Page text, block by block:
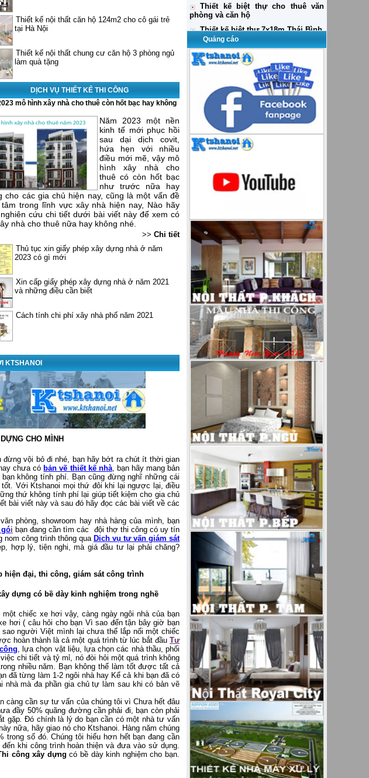
Thiết kế nội thất căn hộ 124m2 cho cô gái trẻ
tại Hà Nội
Thiết kế nội thất chung cư căn hộ 3 phòng ngủ
làm quà tặng
DỊCH VỤ THIẾT KẾ THI CÔNG
mô hình xây nhà cho thuê còn hốt bạc hay không
Năm 2023 một nền
kinh tế mới phục hồi
sau dại dịch covit,
hứa hẹn với nhiều
điều mới mẽ, vậy mô
hình xây nhà cho
thuê có còn hốt bạc
như trước nữa hay
cho các gia chủ hiện nay, cũng là một vấn đề
trong lĩnh vực xây nhà hiện nay, Nào hãy
cứu chi tiết dưới bài viết này để xem có
nhà cho thuê nữa hay không nhé.
>> Chi tiết
Thủ tục xin giấy phép xây dựng nhà ở năm
2023 có gì mới
Xin cấp giấy phép xây dựng nhà ở năm 2021
và những điều cần biết
Cách tính chi phí xây nhà phố năm 2021
KTSHANOI
CHO MÌNH
vội bỏ đi nhé, bạn hãy bớt ra chút ít thời gian
chưa có bản vẽ thiết kế nhà, bạn hãy mang bản
không tính phí. Bạn cũng đừng nghĩ những cái
Với Ktshanoi mọi thứ đôi khi lại ngược lại, điều
thứ không tính phí lại giúp tiết kiệm cho gia chủ
bài viết này và sau đó hãy đọc các bài viết về các
phòng, showroom hay nhà hàng của mình, bạn
i bạn đang cần tìm các đội thợ thi công có uy tín
nom công trình thông qua Dich vụ tư vấn giám sát
hợp lý, tiện nghi, mà giá đầu tư lại phải chăng?
hiện đại, thi công, giám sát công trình
dựng có bề dày kinh nghiệm trong nghề
chiếc xe hơi vậy, càng ngày ngôi nhà của bạn
hơi ( câu hỏi cho bạn Vì sao đến tận bây giờ bạn
người Việt mình lại chưa thể lắp nổi một chiếc
hoàn thành là cả một quá trình từ lúc bắt đầu Tư
, lựa chọn vật liệu, lựa chọn các nhà thầu, phối
chi tiết và tỷ mỉ, nó đòi hỏi một quá trình không
nhiều năm. Bạn không thể làm tốt được tất cả
đã từng làm 1-2 ngôi nhà hay Kể cả khi bạn đã có
mà đa phần gia chủ tự làm sau khi có bản vẽ
càng cần sự tư vấn của chúng tôi vì Chưa hết đâu
đầy 50% quãng đường cần phải đi, bạn còn phải
gặp. Đó chính là lý do bạn cần có một nhà tư vấn
nữa, hãy giao nó cho Ktshanoi. Hàng năm chúng
số đó. Chúng tôi hiểu hơn hết bạn đang cần
khi công trình hoàn thiện và đưa vào sử dụng.
công xây dựng có bề dày kinh nghiệm cho bạn.
Quảng cáo